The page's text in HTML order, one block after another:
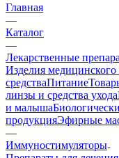
Главная
—
Каталог
—
Лекарственные
Изделия медицинского
средстваПитание
линзы и средства ухода
и малыша
продукцияЭфирные
—
Иммуностимуляторы